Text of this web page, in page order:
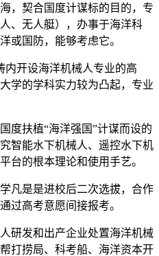
契合国度计谋标的目的，专
、无人艇），办事于海洋科
或国防，能够考虑它。
开设海洋机械人专业的高
学的学科实力较为凸起，专业
扶植“海洋强国”计谋而设的
智能水下机械人、遥控水下机
台的根本理论和使用手艺。
是是进校后二次选拔，合作
过高考意愿间接报考。
发和出产企业处置海洋机械
打捞局、科考船、海洋资本开